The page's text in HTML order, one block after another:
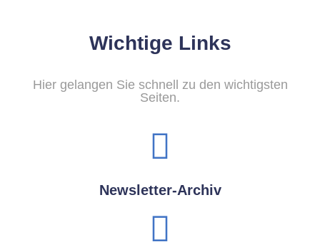
Wichtige Links
Hier gelangen Sie schnell zu den wichtigsten
Seiten.
Newsletter-Archiv